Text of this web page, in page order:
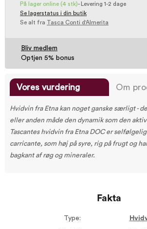
På lager online (4 stk)-
Levering 1-2 dage
Se lagerstatus i din butik
Se alt fra Tasca Conti d'Almerita
Bliv medlem
Optjen 5% bonus
Vores vurdering Om
Hvidvin fra Etna kan noget ganske særligt -
eller anden måde den dynamik som den
Tascantes hvidvin fra Etna DOC er
carricante, som høj på syre, rig på frugt og
bagkant af røg og mineraler.
Fakta
Type: